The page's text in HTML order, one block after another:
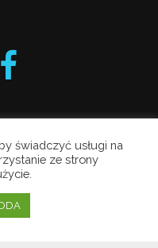
Smogowy
Reserved.
świadczyć usługi na
ze strony